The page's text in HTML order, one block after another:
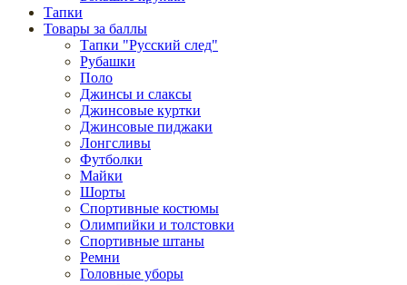
Тапки
Товары за баллы
Тапки "Русский след"
Рубашки
Поло
Джинсы и слаксы
Джинсовые куртки
Джинсовые пиджаки
Лонгсливы
Футболки
Майки
Шорты
Спортивные костюмы
Олимпийки и толстовки
Спортивные штаны
Ремни
Головные уборы